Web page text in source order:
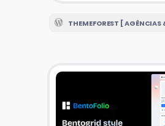
THEMEFOREST [ AGÊNCIAS